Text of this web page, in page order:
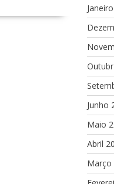
Junho
Maio
Abril
Março